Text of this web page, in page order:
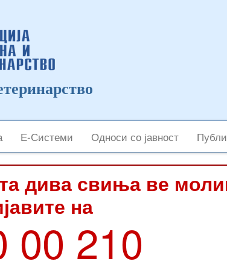
Е-Системи Односи со јавност
дива свиња ве
на
00 210